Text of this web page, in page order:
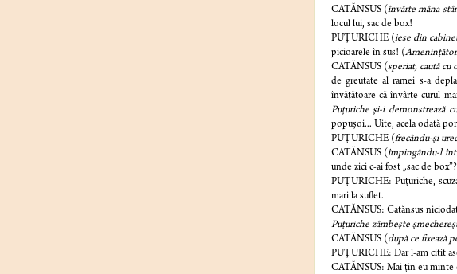
CATĂNSUS (învârte mâna
locul lui, sac de box!
PUŢURICHE (iese din
picioarele în sus! (
CATĂNSUS (speriat, caută
de greutate al ramei s-a
învăţătoare că învârte curul
Puţuriche şi-i demonstrează
popuşoi... Uite, acela odată
PUŢURICHE (frecându-şi
CATĂNSUS (împingându-l
unde zici c-ai fost „sac de box”?
PUŢURICHE: Puţuriche,
mari la suflet.
CATĂNSUS: Catănsus
Puţuriche zâmbeşte
CATĂNSUS ( după ce fixează
PUŢURICHE: Dar l-am citit
CATĂNSUS: Mai ţin eu minte